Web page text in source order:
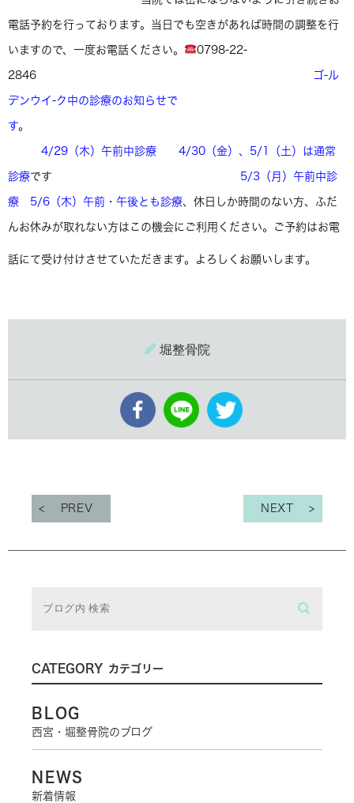
電話予約を行っております。当日でも空きがあれば時間の調整を行
いますので、一度お電話ください。 0798-22-
2846 ゴ-ル
デンウイ-ク中の診療のお知らせで
す。
4/29（木）午前中診療 4/30（金）、5/1（土）は通常
診療です 5/3（月）午前中診
療 5/6（木）午前・午後とも診療 、休日しか時間のない方、ふだ
んお休みが取れない方はこの機会にご利用ください。ご予約はお電
話にて受け付けさせていただきます。よろしくお願いします。
堀整骨院
PREV NEXT
CATEGORY カテゴリー
BLOG
西宮・堀整骨院のブログ
NEWS
新着情報